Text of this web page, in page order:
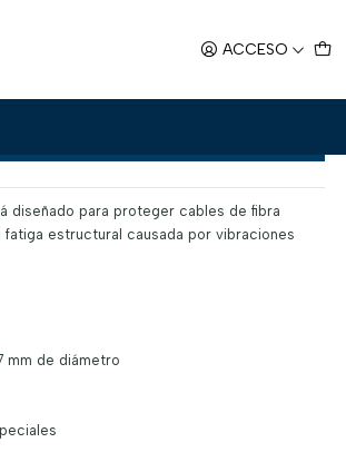
ACCESO
19,57mm
diseñado para proteger cables de fibra
fatiga estructural causada por vibraciones
mm de diámetro